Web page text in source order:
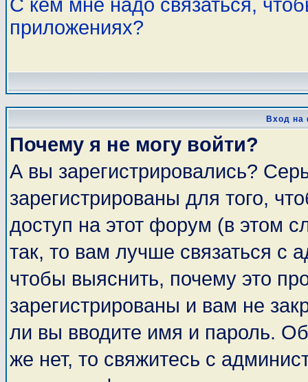
С кем мне надо связаться,
приложениях?
Вход на
Почему я не могу войти?
А вы зарегистрировались?
зарегистрированы для того,
доступ на этот форум (в этом
так, то вам лучше связаться с
чтобы выяснить, почему это
зарегистрированы и вам не
ли вы вводите имя и пароль.
же нет, то свяжитесь с